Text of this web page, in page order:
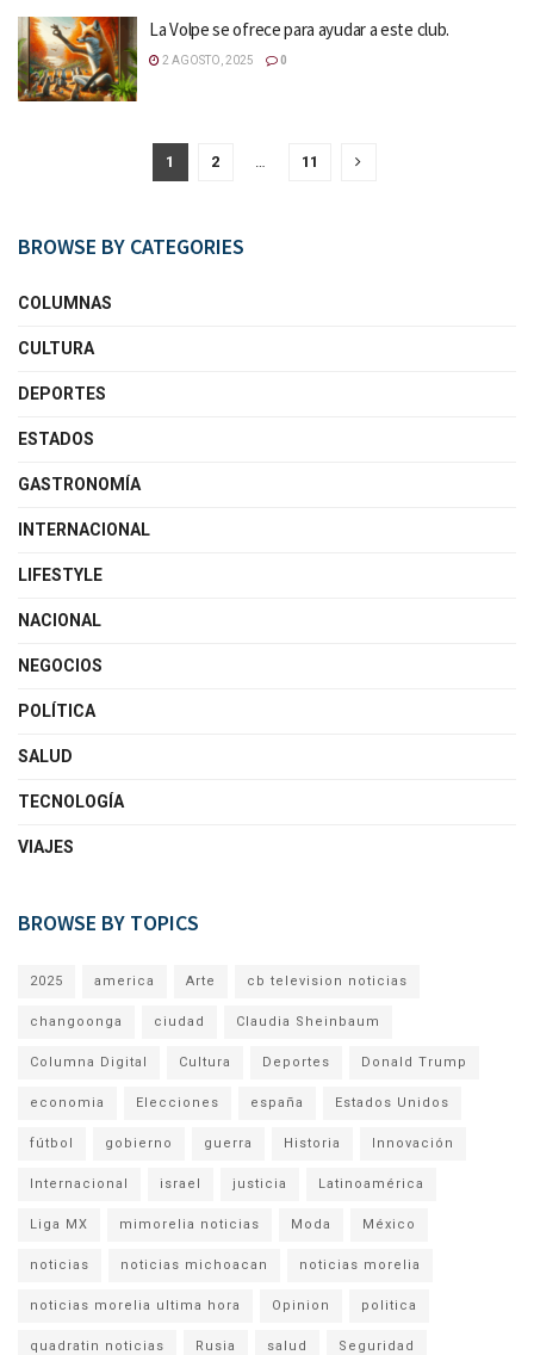
La Volpe se ofrece para ayudar a este club.
2 AGOSTO, 2025 0
1 2 … 11
BROWSE BY CATEGORIES
COLUMNAS
CULTURA
DEPORTES
ESTADOS
GASTRONOMÍA
INTERNACIONAL
LIFESTYLE
NACIONAL
NEGOCIOS
POLÍTICA
SALUD
TECNOLOGÍA
VIAJES
BROWSE BY TOPICS
2025 america Arte cb television noticias
changoonga ciudad Claudia Sheinbaum
Columna Digital Cultura Deportes Donald Trump
economia Elecciones españa Estados Unidos
fútbol gobierno guerra Historia Innovación
Internacional israel justicia Latinoamérica
Liga MX mimorelia noticias Moda México
noticias noticias michoacan noticias morelia
noticias morelia ultima hora Opinion politica
quadratin noticias Rusia salud Seguridad